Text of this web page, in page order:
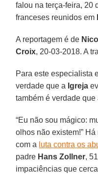
falou na terça-feira, 20
franceses reunidos em
A reportagem é de
Croix, 20-03-2018. A
Para este especialista
verdade que a Igreja
também é verdade
“Eu não sou mágico:
olhos não existem!”
com a luta contra os
padre Hans Zollner,
impaciências que